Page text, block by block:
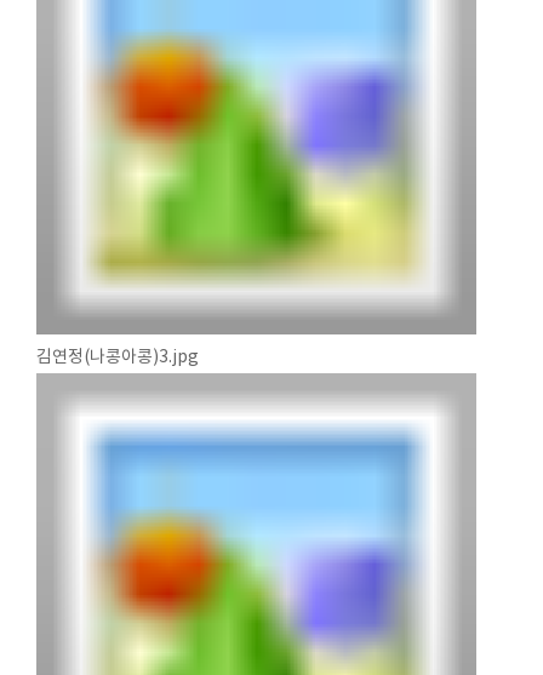
김연정(나콩아콩)3.jpg